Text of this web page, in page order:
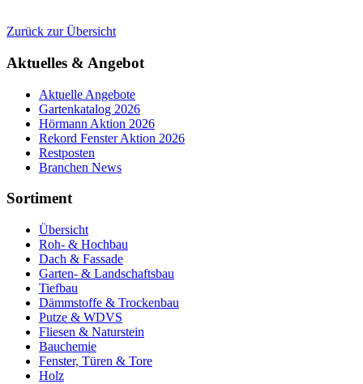
Zurück zur Übersicht
Aktuelles & Angebot
Aktuelle Angebote
Gartenkatalog 2026
Hörmann Aktion 2026
Rekord Fenster Aktion 2026
Restposten
Branchen News
Sortiment
Übersicht
Roh- & Hochbau
Dach & Fassade
Garten- & Landschaftsbau
Tiefbau
Dämmstoffe & Trockenbau
Putze & WDVS
Fliesen & Naturstein
Bauchemie
Fenster, Türen & Tore
Holz